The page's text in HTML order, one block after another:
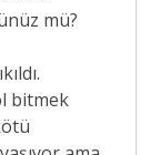
mü?
bitmek